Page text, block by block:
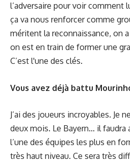
l’adversaire pour voir comment
ça va nous renforcer comme
méritent la reconnaissance, on
on est en train de former une
C’est l'une des clés.
Vous avez déjà battu
J’ai des joueurs incroyables. Je
deux mois. Le Bayern… il faudra
l’une des équipes les plus en
très haut niveau. Ce sera très